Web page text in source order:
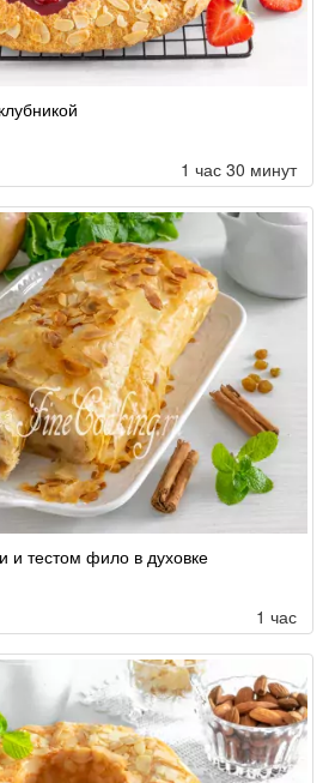
1 час 30 минут
и тестом фило в духовке
1 час